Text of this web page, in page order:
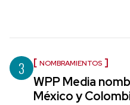
3 NOMBRAMIENTOS
WPP Media
México y